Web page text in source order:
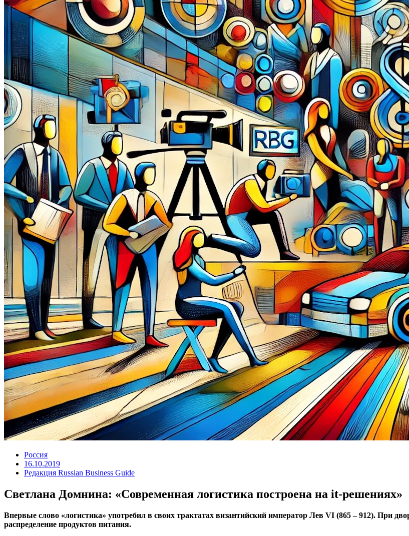
Россия
16.10.2019
Редакция Russian Business Guide
Светлана Домнина: «Современная логистика построена на it-решениях»
Впервые слово «логистика» употребил в своих трактатах византийский император Лев VI (865 – 912). При
распределение продуктов питания.